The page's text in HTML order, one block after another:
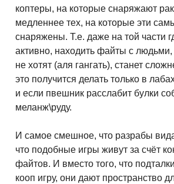
коптеры, на которые снаряжают
медленнее тех, на которые эти
снаряжены. Т.е. даже на той части
активно, находить файты с
не хотят (аля гангать), станет
это получится делать только в
и если пвешник расслабит булки
меланж\руду.
И самое смешное, что разрабы
что подобные игры живут за счёт
файтов. И вместо того, что
кооп игру, они дают пространство